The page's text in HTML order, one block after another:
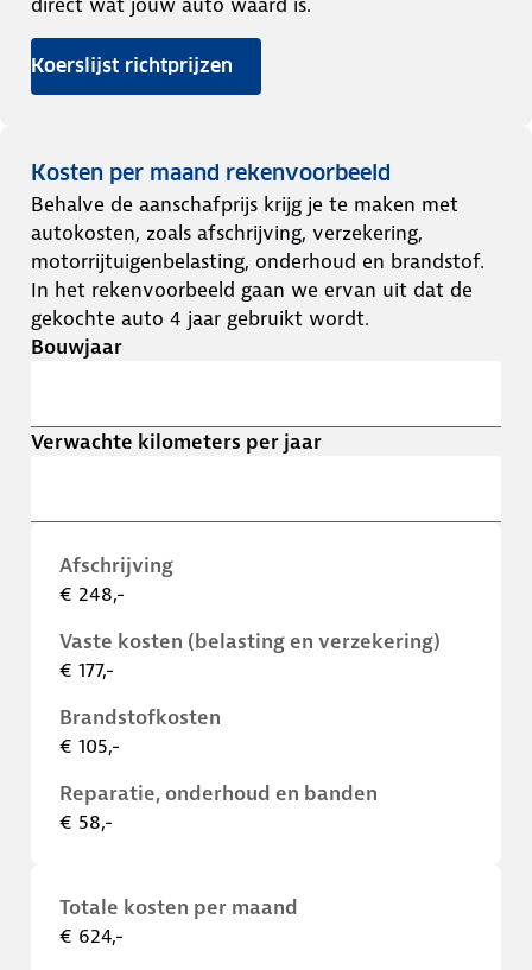
Koerslijst richtprijzen
Kosten per maand rekenvoorbeeld
Behalve de aanschafprijs krijg je te maken met
autokosten, zoals afschrijving, verzekering,
motorrijtuigenbelasting, onderhoud en brandstof.
In het rekenvoorbeeld gaan we ervan uit dat de
gekochte auto 4 jaar gebruikt wordt.
Bouwjaar
Verwachte kilometers per jaar
Afschrijving
€ 248,-
Vaste kosten (belasting en verzekering)
€ 177,-
Brandstofkosten
€ 105,-
Reparatie, onderhoud en banden
€ 58,-
Totale kosten per maand
€ 624,-